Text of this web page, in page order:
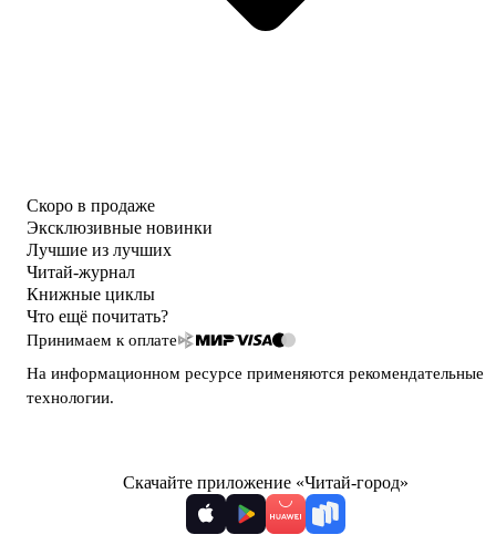
Скоро в продаже
Эксклюзивные новинки
Лучшие из лучших
Читай-журнал
Книжные циклы
Что ещё почитать?
Принимаем к оплате
На информационном ресурсе применяются рекомендательные
технологии.
Скачайте приложение «Читай-город»